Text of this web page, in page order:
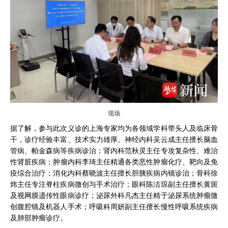
现场
据了解，参与此次义诊的上海专家均为各领域学科带头人及临床骨
干，诊疗经验丰富、技术实力雄厚。神经内科吴云成主任擅长脑血
管病、帕金森病等疾病诊治；肾内科范秋灵主任专攻复杂性、难治
性肾脏疾病；肿瘤内科李琦主任精通各类恶性肿瘤化疗、靶向及免
疫综合治疗；消化内科蔡晓波主任擅长胆胰疾病内镜诊治；骨科徐
炜主任专注脊柱疾病微创与手术治疗；眼科陈洁琼副主任擅长黄斑
及视网膜遗传性眼病诊疗；泌尿外科凡杰主任精于泌尿系统肿瘤微
创腹腔镜及机器人手术；呼吸科周妍副主任擅长慢性呼吸系统疾病
及肺部肿瘤诊疗。